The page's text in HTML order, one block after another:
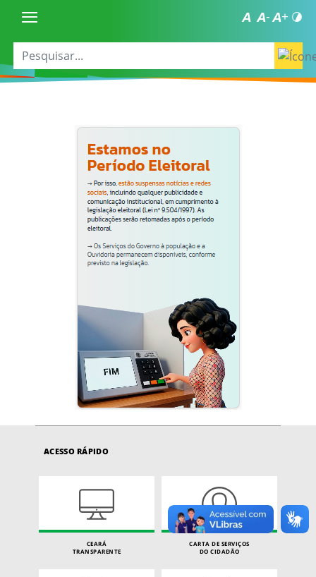
ACESSO RÁPIDO
CEARÁ
TRANSPARENTE
CARTA DE SERVIÇOS
DO CIDADÃO